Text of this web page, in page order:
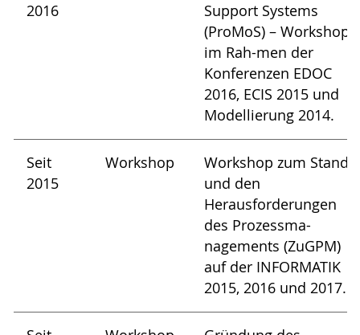
2016
Support Systems
(ProMoS) – Workshop
im Rah-men der
Konferenzen EDOC
2016, ECIS 2015 und
Modellierung 2014.
Seit
2015
Workshop
Workshop zum Stand
und den
Herausforderungen
des Prozessma-
nagements (ZuGPM)
auf der INFORMATIK
2015, 2016 und 2017.